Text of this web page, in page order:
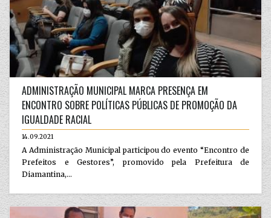
ADMINISTRAÇÃO MUNICIPAL MARCA PRESENÇA EM
ENCONTRO SOBRE POLÍTICAS PÚBLICAS DE PROMOÇÃO DA
IGUALDADE RACIAL
14.09.2021
A Administração Municipal participou do evento “Encontro de
Prefeitos e Gestores”, promovido pela Prefeitura de
Diamantina,...